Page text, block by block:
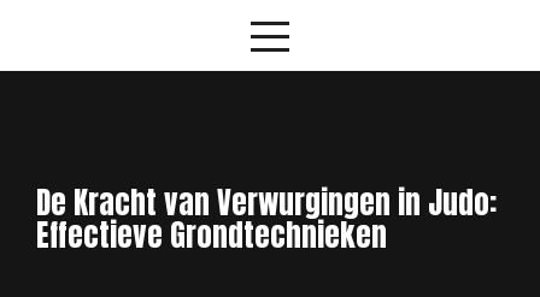
De Kracht van Verwurgingen in Judo:
Effectieve Grondtechnieken